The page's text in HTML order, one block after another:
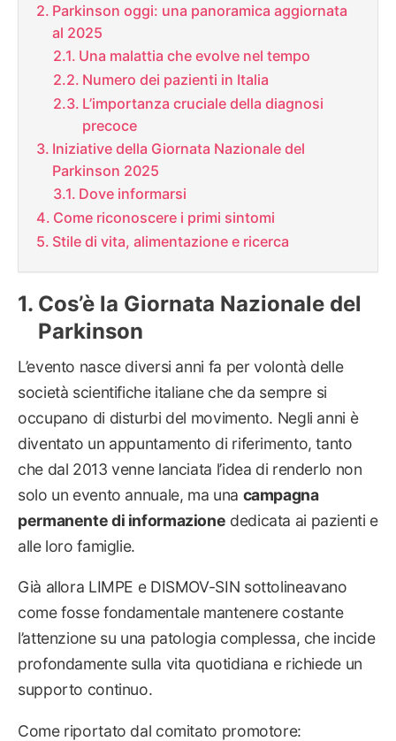
Parkinson oggi: una panoramica aggiornata
al 2025
Una malattia che evolve nel tempo
Numero dei pazienti in Italia
L’importanza cruciale della diagnosi
precoce
Iniziative della Giornata Nazionale del
Parkinson 2025
Dove informarsi
Come riconoscere i primi sintomi
Stile di vita, alimentazione e ricerca
Cos’è la Giornata Nazionale del
Parkinson
L’evento nasce diversi anni fa per volontà delle
società scientifiche italiane che da sempre si
occupano di disturbi del movimento. Negli anni è
diventato un appuntamento di riferimento, tanto
che dal 2013 venne lanciata l’idea di renderlo non
solo un evento annuale, ma una campagna
permanente di informazione dedicata ai pazienti e
alle loro famiglie.
Già allora LIMPE e DISMOV-SIN sottolineavano
come fosse fondamentale mantenere costante
l’attenzione su una patologia complessa, che incide
profondamente sulla vita quotidiana e richiede un
supporto continuo.
Come riportato dal comitato promotore: